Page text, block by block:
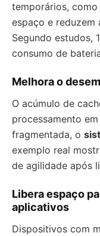
temporários,
espaço e reduzem
Segundo estudos,
consumo de
Melhora o
O acúmulo de
processamento
fragmentada, o
exemplo real
de agilidade após
Libera espaço
aplicativos
Dispositivos com